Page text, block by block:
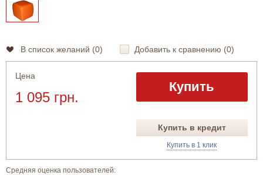
В список желаний (0) Добавить к сравнению (0)
Цена
1 095 грн.
Купить
Купить в кредит
Купить в 1 клик
Средняя оценка пользователей: